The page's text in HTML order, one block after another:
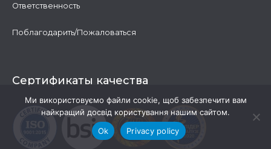
Ответственность
Поблагодарить/Пожаловаться
Сертификаты качества
Ми використовуємо файли cookie, щоб забезпечити вам
найкращий досвід користування нашим сайтом.
Ok
Privacy policy